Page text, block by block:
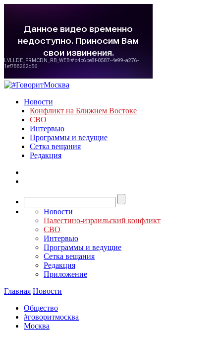
Новости
Конфликт на Ближнем Востоке
СВО
Интервью
Программы и ведущие
Сетка вещания
Редакция
Новости
Палестино-израильский конфликт
СВО
Интервью
Программы и ведущие
Сетка вещания
Редакция
Приложение
Главная Новости
Общество
#говоритмосква
Москва